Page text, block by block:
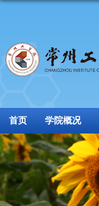
首页 学院概况